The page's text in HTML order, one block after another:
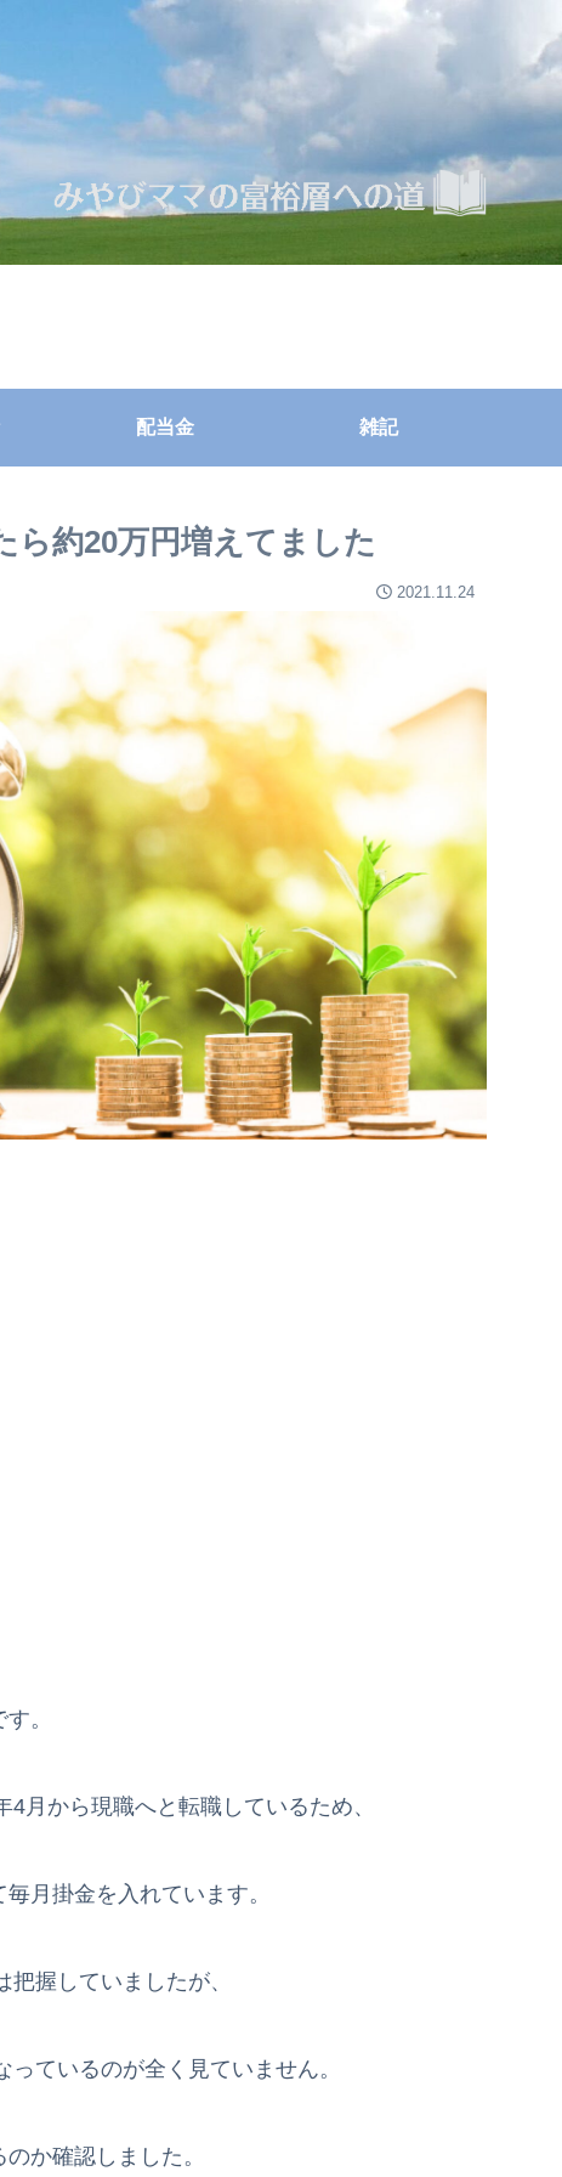
配当金 雑記
ら約20万円増えてました
2021.11.24
。
月から現職へと転職しているため、
月掛金を入れています。
握していましたが、
ているのが全く見ていません。
か確認しました。